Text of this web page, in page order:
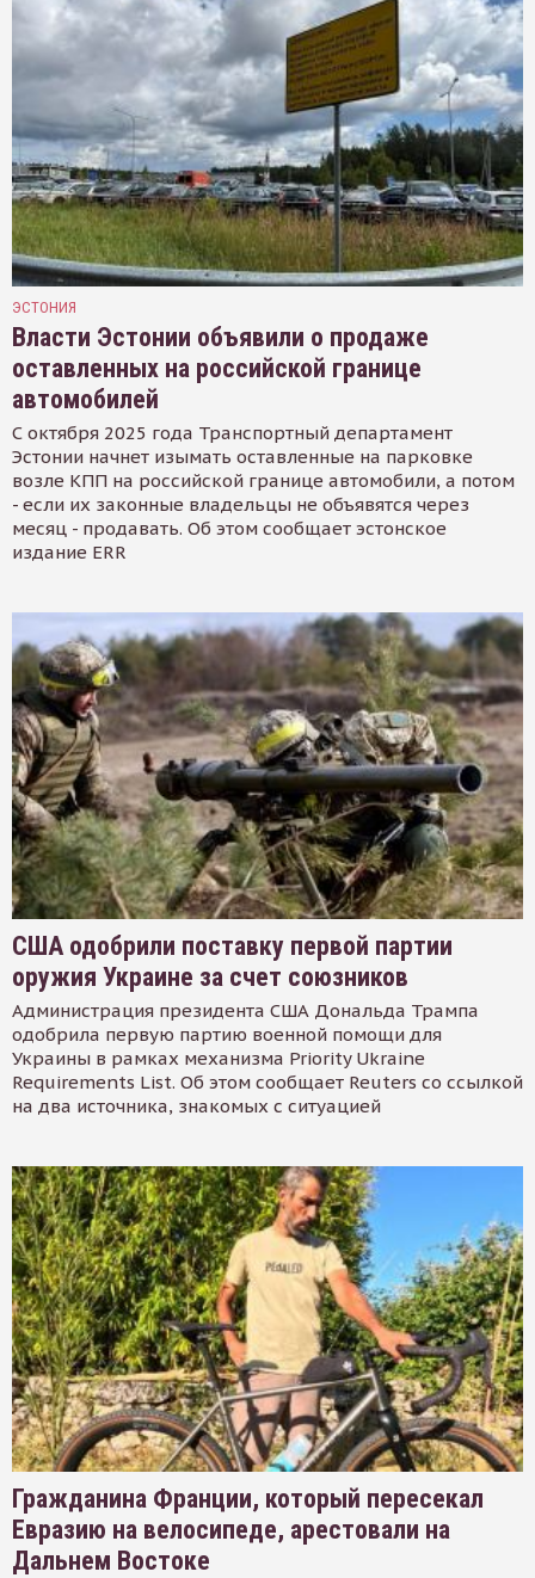
ЭСТОНИЯ
Власти Эстонии объявили о продаже
оставленных на российской границе
автомобилей
С октября 2025 года Транспортный департамент
Эстонии начнет изымать оставленные на парковке
возле КПП на российской границе автомобили, а потом
- если их законные владельцы не объявятся через
месяц - продавать. Об этом сообщает эстонское
издание ERR
США одобрили поставку первой партии
оружия Украине за счет союзников
Администрация президента США Дональда Трампа
одобрила первую партию военной помощи для
Украины в рамках механизма Priority Ukraine
Requirements List. Об этом сообщает Reuters со ссылкой
на два источника, знакомых с ситуацией
Гражданина Франции, который пересекал
Евразию на велосипеде, арестовали на
Дальнем Востоке